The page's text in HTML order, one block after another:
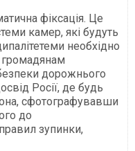
фіксація. Це
камер, які будуть
необхідно
дорожнього
Росії, де будь
сфотографувавши
до
зупинки,